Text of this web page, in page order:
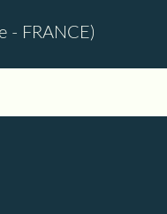
- FRANCE)